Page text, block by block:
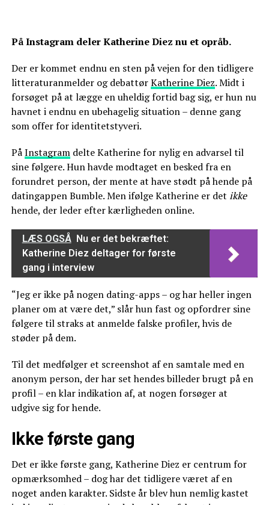
På Instagram deler Katherine Diez nu et opråb.
Der er kommet endnu en sten på vejen for den tidligere
litteraturanmelder og debattørKatherine Diez. Midt i
forsøget på at lægge en uheldig fortid bag sig, er hun nu
havnet i endnu en ubehagelig situation – denne gang
som offer for identitetstyveri.
PåInstagramdelte Katherine for nylig en advarsel til
sine følgere. Hun havde modtaget en besked fra en
forundret person, der mente at have stødt på hende på
datingappen Bumble. Men ifølge Katherine er det ikke
hende, der leder efter kærligheden online.
LÆS OGSÅ Nu er det bekræftet:
Katherine Diez deltager for første
gang i interview
“Jeg er ikke på nogen dating-apps – og har heller ingen
planer om at være det,” slår hun fast og opfordrer sine
følgere til straks at anmelde falske profiler, hvis de
støder på dem.
Til det medfølger et screenshot af en samtale med en
anonym person, der har set hendes billeder brugt på en
profil – en klar indikation af, at nogen forsøger at
udgive sig for hende.
Ikke første gang
Det er ikke første gang, Katherine Diez er centrum for
opmærksomhed – dog har det tidligere været af en
noget anden karakter. Sidste år blev hun nemlig kastet